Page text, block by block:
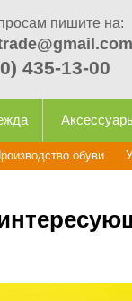
пишите на:
435-13-00
обуви